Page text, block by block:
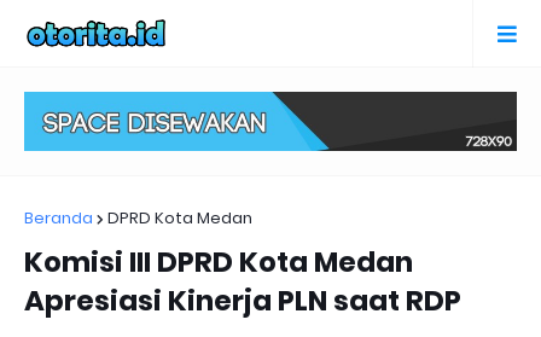
Beranda DPRD Kota Medan
Komisi III DPRD Kota Medan
Apresiasi Kinerja PLN saat RDP